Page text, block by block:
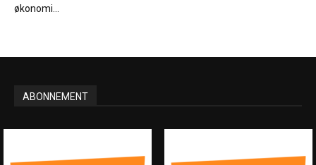
økonomi...
ABONNEMENT